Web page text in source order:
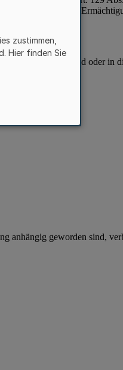
zustimmen,
Hier finden Sie